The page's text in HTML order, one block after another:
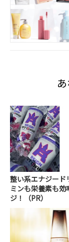
整い系エナジード
ミンも栄養素も効
ジ！（PR）